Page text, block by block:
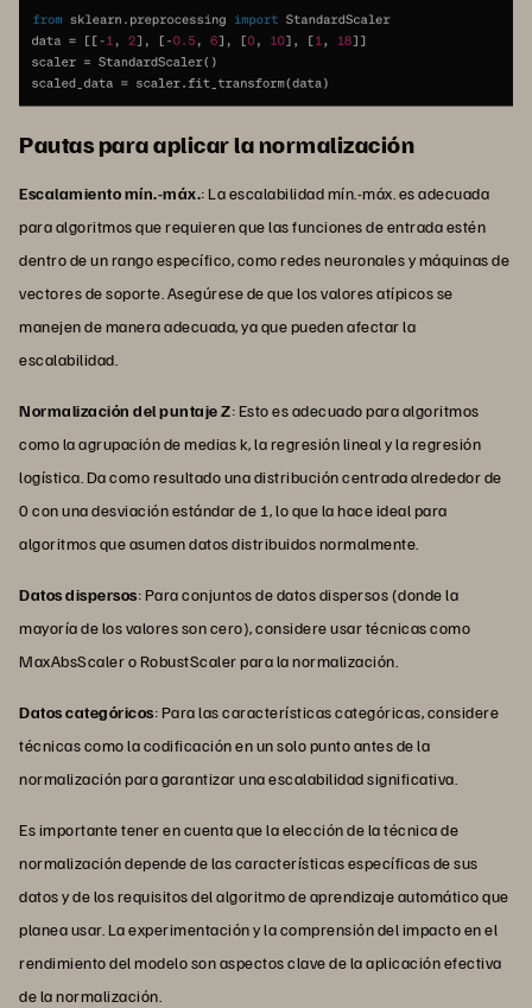
Pautas para aplicar la normalización
Escalamiento mín.-máx.: La escalabilidad mín.-máx. es adecuada
para algoritmos que requieren que las funciones de entrada estén
dentro de un rango específico, como redes neuronales y máquinas de
vectores de soporte. Asegúrese de que los valores atípicos se
manejen de manera adecuada, ya que pueden afectar la
escalabilidad.
Normalización del puntaje Z: Esto es adecuado para algoritmos
como la agrupación de medias k, la regresión lineal y la regresión
logística. Da como resultado una distribución centrada alrededor de
0 con una desviación estándar de 1, lo que la hace ideal para
algoritmos que asumen datos distribuidos normalmente.
Datos dispersos: Para conjuntos de datos dispersos (donde la
mayoría de los valores son cero), considere usar técnicas como
MaxAbsScaler o RobustScaler para la normalización.
Datos categóricos: Para las características categóricas, considere
técnicas como la codificación en un solo punto antes de la
normalización para garantizar una escalabilidad significativa.
Es importante tener en cuenta que la elección de la técnica de
normalización depende de las características específicas de sus
datos y de los requisitos del algoritmo de aprendizaje automático que
planea usar. La experimentación y la comprensión del impacto en el
rendimiento del modelo son aspectos clave de la aplicación efectiva
de la normalización.